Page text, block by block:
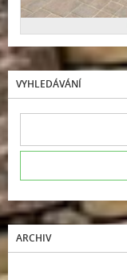
VYHLEDÁVÁNÍ
ARCHIV